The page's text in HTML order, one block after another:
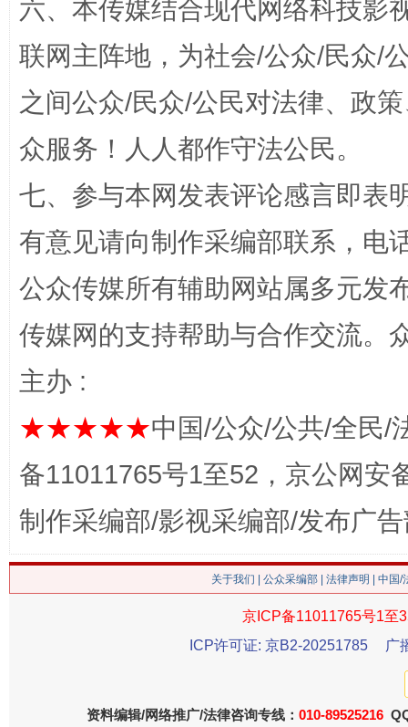
招工难、用工荒背后
谢
六、本传媒结合现代网络科技影
联网主阵地，为社会/公众/民众/
之间公众/民众/公民对法律、政
众服务！人人都作守法公民。
七、参与本网发表评论感言即表
有意见请向制作采编部联系，电
公众传媒所有辅助网站属多元发
传媒网的支持帮助与合作交流。
主办 :
★★★★★中国/公众/公共/全民/
备11011765号1至52，京公网安
制作采编部/影视采编部/发布广
关于我们 公众采编部 法律声明 | 中国
京ICP备11011765号1至
ICP许可证: 京B2-20251785
广
资料编辑/网络推广/法律咨询专线： 010-89525216